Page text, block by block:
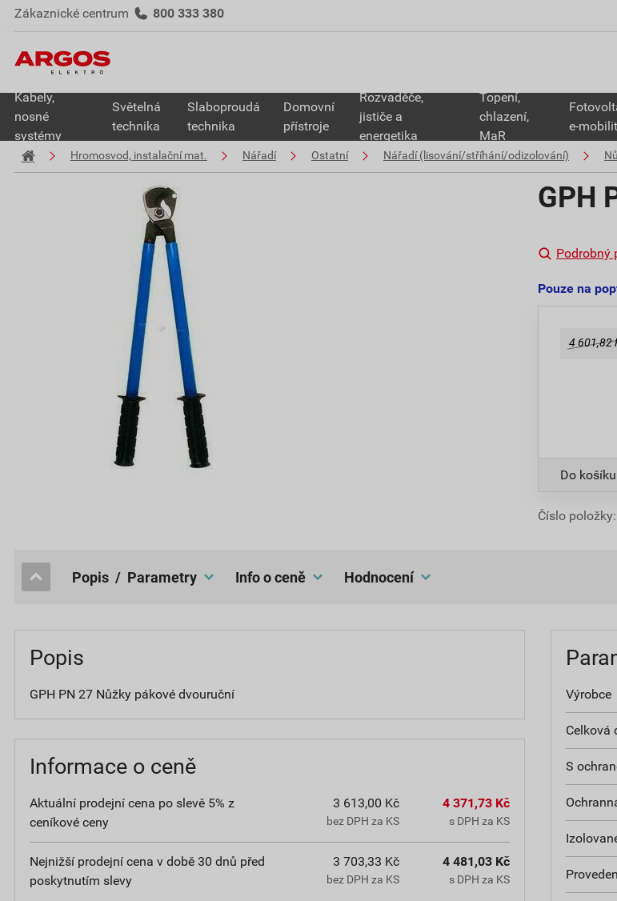
Zákaznické centrum 800 333 380
Kabely,
nosné
systémy
Světelná
technika
Slaboproudá
technika
Domovní
přístroje
Rozvaděče,
jističe a
energetika
Topení,
chlazení,
MaR
e-
Hromosvod, instalační mat. Nářadí Ostatní Nářadí (lisování/stříhání/odizolování)
GPH
Podrobný
Pouze na
4 601,82
Do
Číslo položky:
popis / Parametry Info o ceně hodnocení
Popis
GPH PN 27 Nůžky pákové dvouruční
Informace o ceně
Aktuální prodejní cena po slevě 5% z
ceníkové ceny
3 613,00 Kč
bez DPH za KS
4 371,73 Kč
s DPH za KS
Nejnižší prodejní cena v době 30 dnů před
poskytnutím slevy
3 703,33 Kč
bez DPH za KS
4 481,03 Kč
s DPH za KS
Výrobce
Celková
S